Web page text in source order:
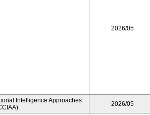
2026/05
Intelligence Approaches
2026/05